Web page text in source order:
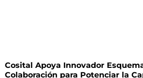
Cosital Apoya Innovador
Colaboración para Potenciar la